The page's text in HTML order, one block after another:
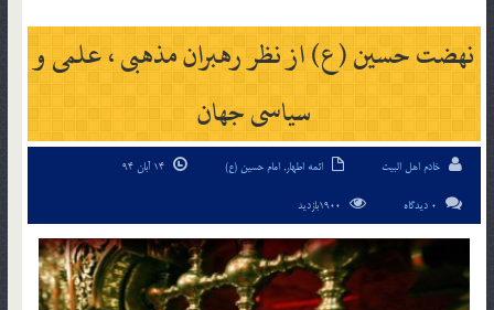
نهضت حسين (ع) از نظر رهبران مذهبى ، علمى و
سياسى جهان
خادم اهل البیت ائمه اطهار, امام حسین (ع)
0 دیدگاه